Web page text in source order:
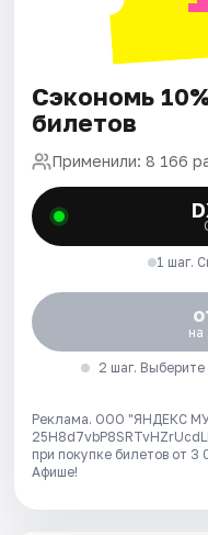
Сэкономь
билетов
Применили: 8 166
1 шаг.
на
2 шаг.
Реклама. ООО "ЯНДЕКС
при покупке билетов от
Афише!